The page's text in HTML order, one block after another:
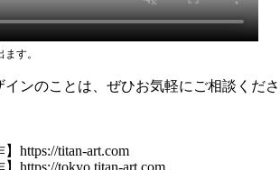
す。
インのことは、ぜひお気軽にご相談くださ
https://titan-art.com
https://tokyo.titan-art.com